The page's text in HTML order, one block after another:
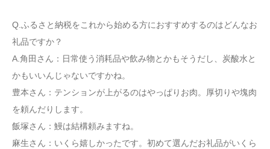
Q.ふるさと納税をこれから始める方におすすめするのはどんなお
礼品ですか？
A.角田さん：日常使う消耗品や飲み物とかもそうだし、炭酸水と
かもいいんじゃないですかね。
豊本さん：テンションが上がるのはやっぱりお肉。厚切りや塊肉
を頼んだりします。
飯塚さん：鰻は結構頼みますね。
麻生さん：いくら嬉しかったです。初めて選んだお礼品がいくら